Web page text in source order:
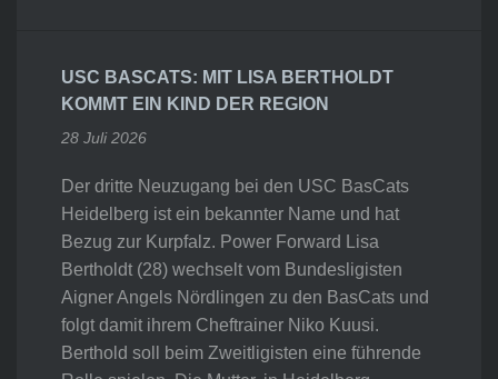
USC BASCATS: MIT LISA BERTHOLDT
KOMMT EIN KIND DER REGION
28 Juli 2026
Der dritte Neuzugang bei den USC BasCats
Heidelberg ist ein bekannter Name und hat
Bezug zur Kurpfalz. Power Forward Lisa
Bertholdt (28) wechselt vom Bundesligisten
Aigner Angels Nördlingen zu den BasCats und
folgt damit ihrem Cheftrainer Niko Kuusi.
Berthold soll beim Zweitligisten eine führende